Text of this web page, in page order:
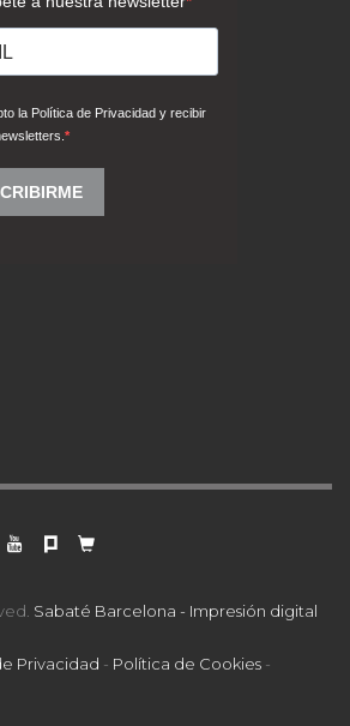
Sabaté Barcelona - Impresión digital
Privacidad - Política de Cookies -